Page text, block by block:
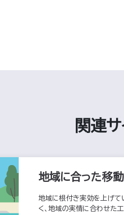
関連サ
地域に合った移
地域に根付き実効を上げて
く、地域の実情に合わせた